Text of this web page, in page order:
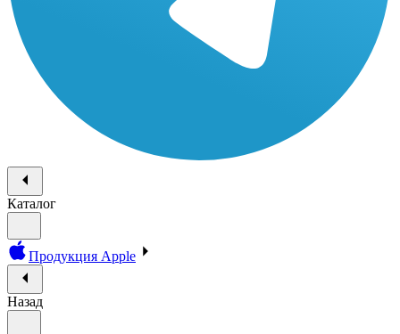
Каталог
Продукция Apple
Назад